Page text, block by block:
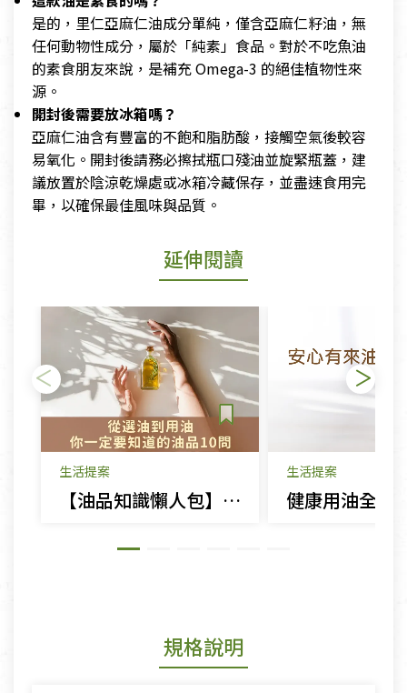
是的，里仁亞麻仁油成分單純，僅含亞麻仁籽油，無
任何動物性成分，屬於「純素」食品。對於不吃魚油
的素食朋友來說，是補充 Omega-3 的絕佳植物性來
源。
開封後需要放冰箱嗎？
亞麻仁油含有豐富的不飽和脂肪酸，接觸空氣後較容
易氧化。開封後請務必擦拭瓶口殘油並旋緊瓶蓋，建
議放置於陰涼乾燥處或冰箱冷藏保存，並盡速食用完
畢，以確保最佳風味與品質。
延伸閱讀
生活提案
【油品知識懶人包】選油、用油、保存油的 10 個常見疑問，一次解答！
生活提案
規格說明